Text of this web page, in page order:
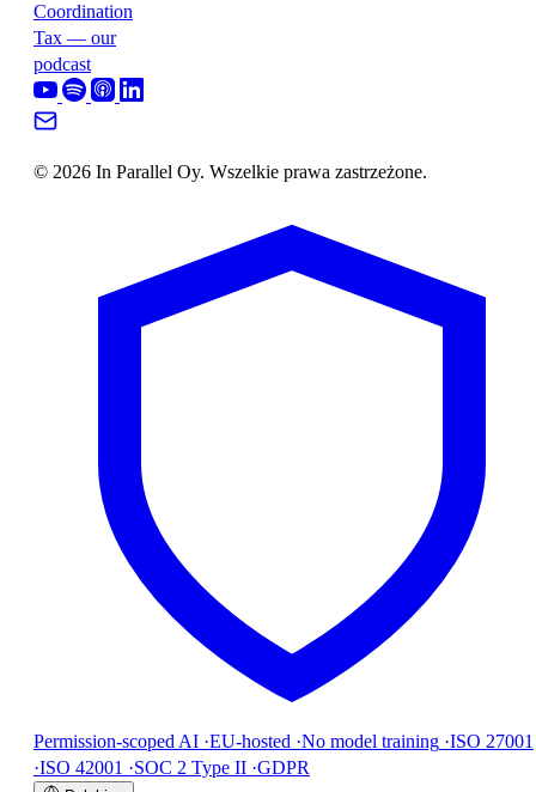
Coordination
Tax — our
podcast
© 2026 In Parallel Oy. Wszelkie prawa zastrzeżone.
Permission-scoped AI ·EU-hosted ·No model training ·ISO 27001
·ISO 42001 ·SOC 2 Type II ·GDPR